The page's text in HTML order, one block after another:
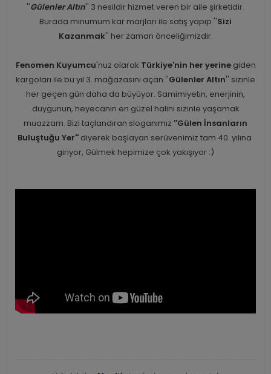
''Gülenler Altın'' 3 nesildir hizmet veren bir aile şirketidir.
Burada minumum kar marjları ile satış yapıp ''Sizi
Kazanmak'' her zaman önceliğimizdir.
Fenomen Kuyumcu'nuz olarak Türkiye'nin her yerinegiden
kargoları ile bu yıl 3. mağazasını açan ''Gülenler Altın'' sizinle
her geçen gün daha da büyüyor. Samimiyetin, enerjinin,
duygunun, heyecanın en güzel halini sizinle yaşamak
muazzam. Bizi taçlandıran sloganımız ''Gülen İnsanların
Buluştuğu Yer'' diyerek başlayan serüvenimiz tam 40. yılına
giriyor, Gülmek hepimize çok yakışıyor :)